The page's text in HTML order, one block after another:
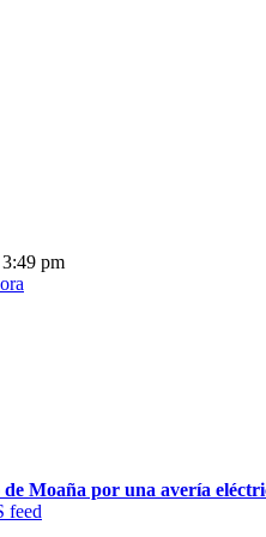
pm
de Moaña por una avería